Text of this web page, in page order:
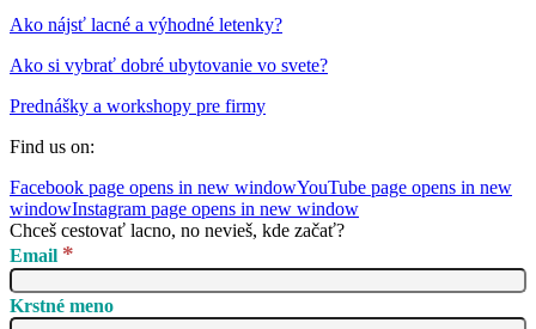
Ako nájsť lacné a výhodné letenky?
Ako si vybrať dobré ubytovanie vo svete?
Prednášky a workshopy pre firmy
Find us on:
Facebook page opens in new windowYouTube page opens in new
windowInstagram page opens in new window
Chceš cestovať lacno, no nevieš, kde začať?
Email *
Krstné meno